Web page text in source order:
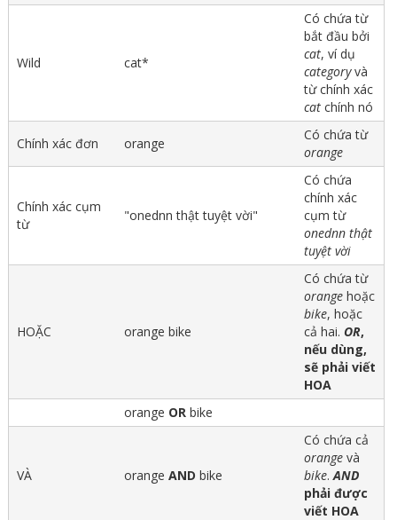
Wild cat*
Có chứa từ
bắt đầu bởi
cat, ví dụ
categoryvà
từ chính xác
catchính nó
Chính xác đơn orange
Có chứa từ
orange
Chính xác cụm
từ
"onednn thật tuyệt vời"
Có chứa
chính xác
cụm từ
onednn thật
tuyệt vời
HOẶC orange bike
Có chứa từ
orangehoặc
bike, hoặc
cả hai. OR,
nếu dùng,
sẽ phải viết
HOA
orange ORbike
VÀ orange AND bike
Có chứa cả
orangevà
bike.AND
phải được
viết HOA